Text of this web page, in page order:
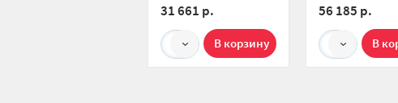
подача слева
31 661 р.
1
Grundfos UPM3
Hybrid 25-70
подача слева
56 185 р.
1